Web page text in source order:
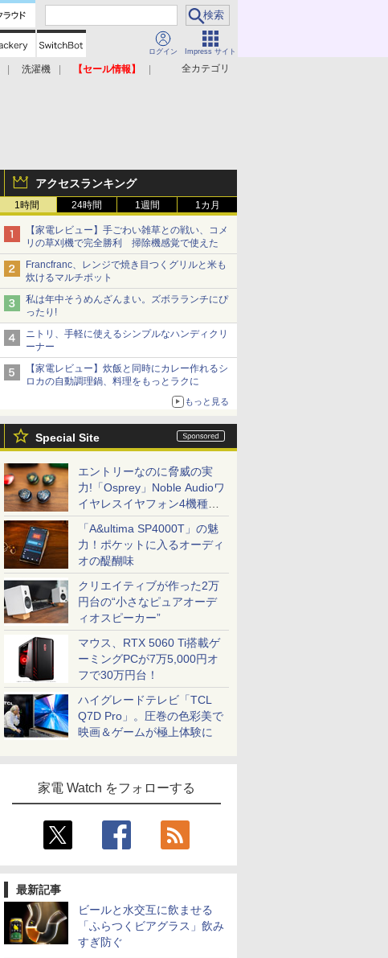
ログイン Impress サイト
全カテゴリ
洗濯機
【セール情報】
アクセスランキング
1時間 24時間 1週間 1カ月
【家電レビュー】手ごわい雑草との戦い、コメ
リの草刈機で完全勝利 掃除機感覚で使えた
Francfranc、レンジで焼き目つくグリルと米も
炊けるマルチポット
私は年中そうめんざんまい。ズボラランチにぴ
ったり!
ニトリ、手軽に使えるシンプルなハンディクリ
ーナー
【家電レビュー】炊飯と同時にカレー作れるシ
ロカの自動調理鍋、料理をもっとラクに
もっと見る
Special Site
エントリーなのに脅威の実
力!「Osprey」Noble Audioワ
イヤレスイヤフォン4機種を
一気に聴く
「A&ultima SP4000T」の魅
力！ポケットに入るオーディ
オの醍醐味
クリエイティブが作った2万
円台の“小さなピュアオーデ
ィオスピーカー”
マウス、RTX 5060 Ti搭載ゲ
ーミングPCが7万5,000円オ
フで30万円台！
ハイグレードテレビ「TCL
Q7D Pro」。圧巻の色彩美で
映画＆ゲームが極上体験に
家電 Watch をフォローする
最新記事
ビールと水交互に飲ませる
「ふらつくビアグラス」飲み
すぎ防ぐ